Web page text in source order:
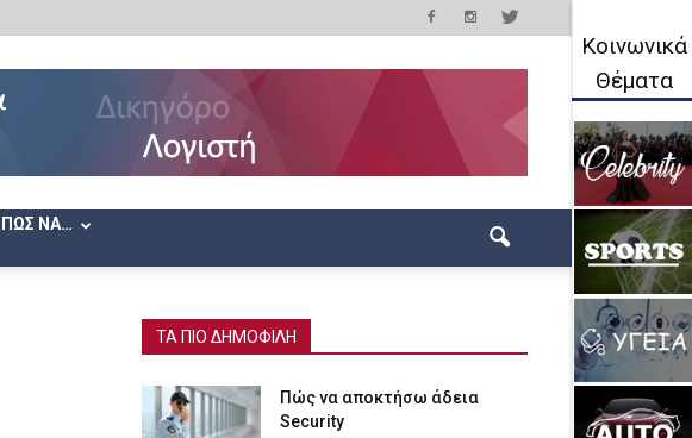
ΠΩΣ ΝΑ…
ΤΑ ΠΙΟ ΔΗΜΟΦΙΛΗ
Πώς να αποκτήσω άδεια
Security
Κοινωνικά
Θέματα